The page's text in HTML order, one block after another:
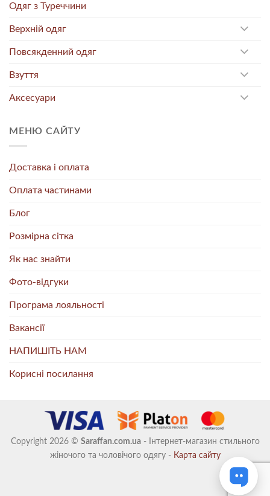
Одяг з Туреччини
Верхній одяг
Повсякденний одяг
Взуття
Аксесуари
МЕНЮ САЙТУ
Доставка і оплата
Оплата частинами
Блог
Розмірна сітка
Як нас знайти
Фото-відгуки
Програма лояльності
Вакансії
НАПИШІТЬ НАМ
Корисні посилання
Copyright 2026 © Saraffan.com.ua- Інтернет-магазин стильного
жіночого та чоловічого одягу - Карта сайту